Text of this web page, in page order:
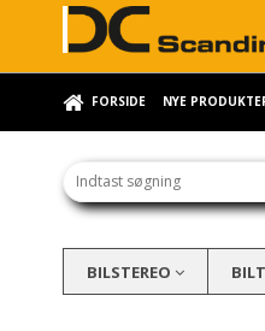
FORSIDE NYE
BILSTEREO